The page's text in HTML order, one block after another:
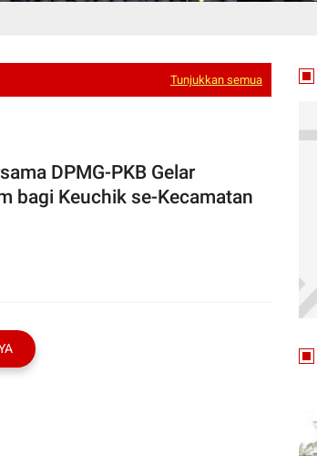
Tunjukkan semua
DPMG-PKB Gelar
bagi Keuchik se-Kecamatan